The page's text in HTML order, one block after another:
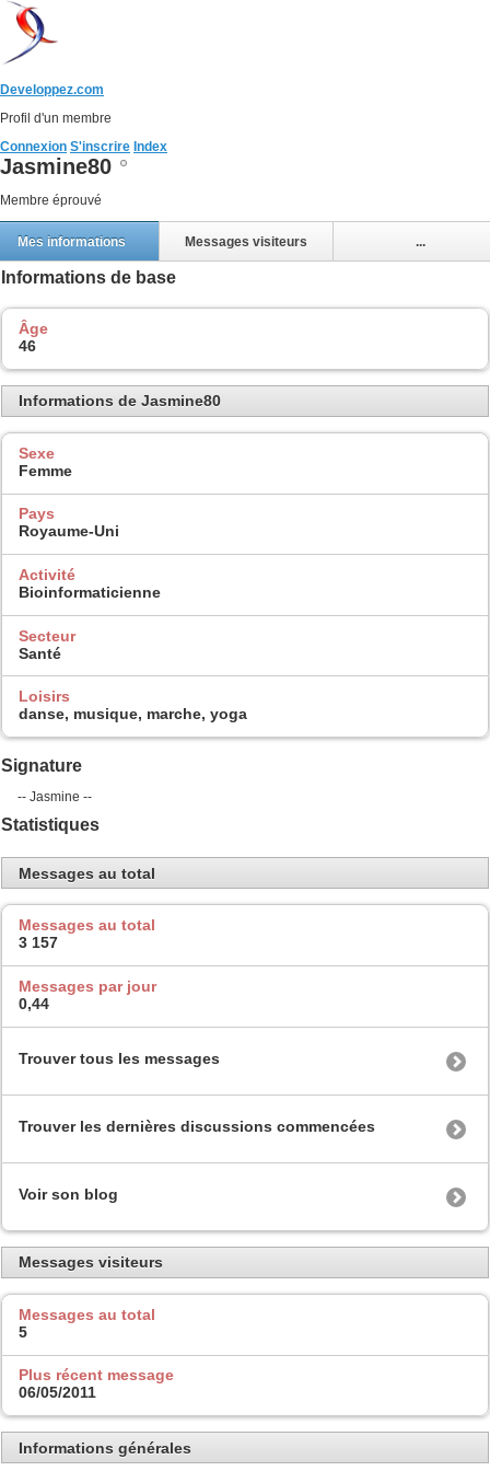
Developpez.com
Profil d'un membre
Connexion S'inscrire Index
Jasmine80
Membre éprouvé
Mes informations Messages visiteurs ...
Informations de base
Âge
46
Informations de Jasmine80
Sexe
Femme
Pays
Royaume-Uni
Activité
Bioinformaticienne
Secteur
Santé
Loisirs
danse, musique, marche, yoga
Signature
-- Jasmine --
Statistiques
Messages au total
Messages au total
3 157
Messages par jour
0,44
Trouver tous les messages
Trouver les dernières discussions commencées
Voir son blog
Messages visiteurs
Messages au total
5
Plus récent message
06/05/2011
Informations générales